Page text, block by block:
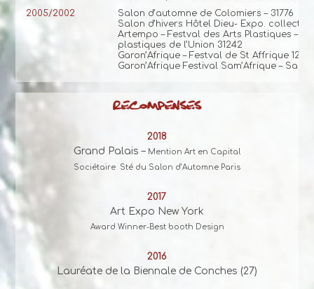
2005/2002
Salon d’automne de Colomiers – 31776
Salon d’hivers Hôtel Dieu- Expo. collective
Artempo – Festval des Arts Plastiques –
plastiques de l’Union 31242
Garon’Afrique – Festval de St Affrique
Garon’Afrique Festival Sam’Afrique –
RECOMPENSES
2018
Grand Palais – Mention Art en Capital
Sociétaire Sté du Salon d’Automne Paris
2017
Art Expo New York
Award Winner-Best booth Design
2016
Lauréate de la Biennale de Conches (27)